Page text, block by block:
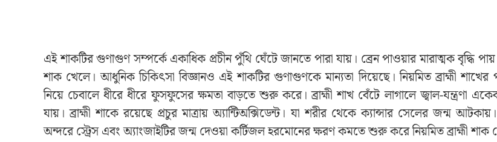
এই শাকটির গুণাগুণ সম্পর্কে একাধিক প্রচীন পুঁথি ঘেঁটে জানতে পারা যায়। ব্রেন পাওয়ার মারাত্মক বৃদ্ধি পায়
শাক খেলে। আধুনিক চিকিৎসা বিজ্ঞানও এই শাকটির গুণাগুণকে মান্যতা দিয়েছে। নিয়মিত ব্রাহ্মী শাখের
নিয়ে চেবালে ধীরে ধীরে ফুসফুসের ক্ষমতা বাড়তে শুরু করে। ব্রাহ্মী শাখ বেঁটে লাগালে জ্বাল-যন্ত্রণা
যায়। ব্রাহ্মী শাকে রয়েছে প্রচুর মাত্রায় অ্যান্টিঅক্সিডেন্ট। যা শরীর থেকে ক্যান্সার সেলের জন্ম আটকায়।
অন্দরে স্ট্রেস এবং অ্যাংজাইটির জন্ম দেওয়া কর্টিজল হরমোনের ক্ষরণ কমতে শুরু করে নিয়মিত ব্রাহ্মী শাক